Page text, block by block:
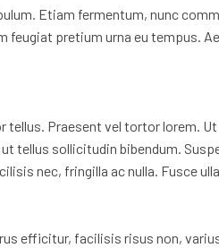
Etiam fermentum, nunc
feugiat pretium urna eu tempus.
tellus. Praesent vel tortor lorem. Ut
tellus sollicitudin bibendum.
nec, fringilla ac nulla. Fusce
efficitur, facilisis risus non,